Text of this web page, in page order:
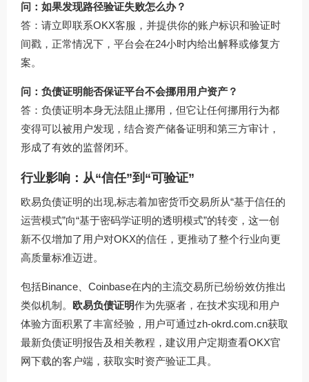
问：如果发现路径验证失败怎么办？
答：请立即联系OKX客服，并提供你的账户标识和验证时
间戳，正常情况下，平台会在24小时内给出解释或修复方
案。
问：负债证明能否保证平台不会挪用用户资产？
答：负债证明本身无法阻止挪用，但它让任何挪用行为都
变得可以被用户发现，结合资产储备证明和第三方审计，
形成了有效的监督闭环。
行业影响：从“信任”到“可验证”
欧易负债证明的出现,标志着加密货币交易所从“基于信任的
运营模式”向“基于密码学证明的透明模式”的转变，这一创
新不仅增加了用户对OKX的信任，更推动了整个行业向更
高质量标准迈进。
包括Binance、Coinbase在内的主流交易所已纷纷效仿推出
类似机制。 欧易负债证明作为先驱者，在技术实现和用户
体验方面积累了丰富经验，用户可通过zh-okrd.com.cn获取
最新负债证明报告及相关教程，建议用户定期查看OKX官
网下载的客户端，获取实时资产验证工具。